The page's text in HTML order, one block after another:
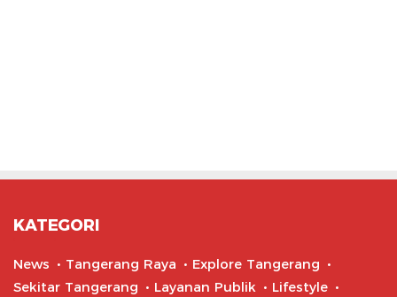
KATEGORI
News Tangerang Raya
Explore Tangerang
Sekitar Tangerang
Layanan Publik
Lifestyle